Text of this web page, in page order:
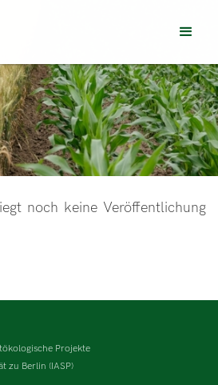
noch keine Veröffentlichung
Projekte
zu Berlin (IASP)